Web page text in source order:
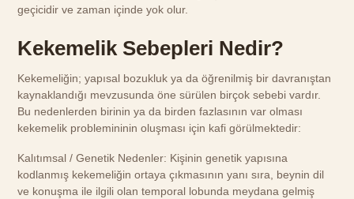
geçicidir ve zaman içinde yok olur.
Kekemelik Sebepleri Nedir?
Kekemeliğin; yapısal bozukluk ya da öğrenilmiş bir davranıştan
kaynaklandığı mevzusunda öne sürülen birçok sebebi vardır.
Bu nedenlerden birinin ya da birden fazlasının var olması
kekemelik problemininin oluşması için kafi görülmektedir:
Kalıtımsal / Genetik Nedenler: Kişinin genetik yapısına
kodlanmış kekemeliğin ortaya çıkmasının yanı sıra, beynin dil
ve konuşma ile ilgili olan temporal lobunda meydana gelmiş